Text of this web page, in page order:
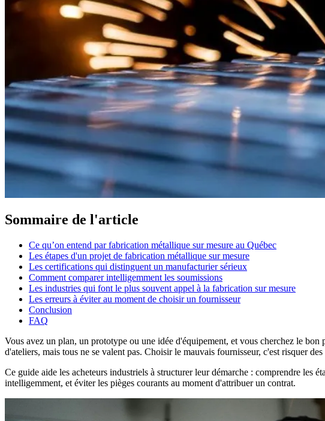
Sommaire de l'article
Ce qu’on entend par fabrication métallique sur mesure au Québec
Les étapes d'un projet de fabrication métallique sur mesure
Les certifications qui distinguent un manufacturier sérieux
Comment comparer intelligemment les soumissions
Les industries qui font le plus souvent appel à la fabrication sur mesure
Les erreurs à éviter au moment de choisir un fournisseur
Conclusion
FAQ
Vous avez un plan, un prototype ou une idée d'équipement, et vous cherchez le
d'ateliers, mais tous ne se valent pas. Choisir le mauvais fournisseur, c'est risquer
Ce guide aide les acheteurs industriels à structurer leur démarche : comprendre les
intelligemment, et éviter les pièges courants au moment d'attribuer un contrat.